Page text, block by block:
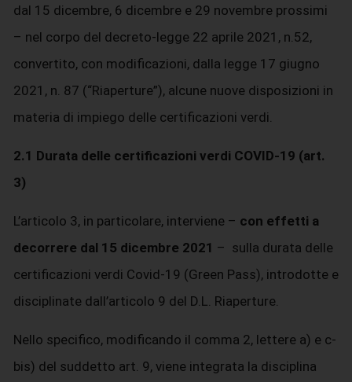
dal 15 dicembre, 6 dicembre e 29 novembre prossimi
– nel corpo del decreto-legge 22 aprile 2021, n.52,
convertito, con modificazioni, dalla legge 17 giugno
2021, n. 87 (“Riaperture”), alcune nuove disposizioni in
materia di impiego delle certificazioni verdi.
2.1 Durata delle certificazioni verdi COVID-19 (art.
3)
L’articolo 3, in particolare, interviene – con effetti a
decorrere dal 15 dicembre 2021 – sulla durata delle
certificazioni verdi Covid-19 (Green Pass), introdotte e
disciplinate dall’articolo 9 del D.L. Riaperture.
Nello specifico, modificando il comma 2, lettere a) e c-
bis) del suddetto art. 9, viene integrata la disciplina